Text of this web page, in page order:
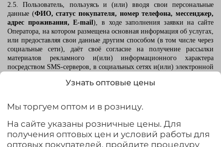
2.5. Пользователь, пользуясь и (или) вводя свои персональные
данные (ФИО, статус покупателя, номер телефона, мессенджер,
адрес проживания,E-mail), в ходе заполнения заявки на сайте
Оператора, на котором размещена основная информация об услугах,
или предоставляя свои данные другим способом (в том числе через
социальные сети), даёт своё согласие на получение рассылки
материалов рекламного и(или) информационного характера
посредством SMS-серверов, в социальных сетях и(или) электронной
Политикой в отношении обработки персональных данных,
получение информационной и рекламной рассылки (далее –
«настоящее Согласие»).
III.
Актуализация и отзыв согласия на рассылку
электронных сообщений
Узнать оптовые цены
Мы торгуем оптом и в розницу.
На сайте указаны розничные цены. Для
получения оптовых цен и условий работы для
оптовых покупателей, пройдите процедуру